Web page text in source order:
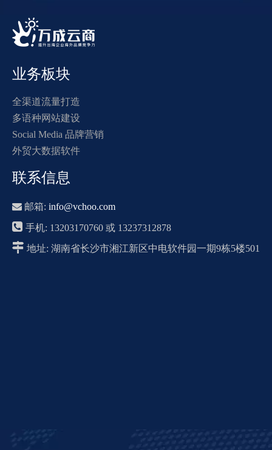
业务板块
全渠道流量打造
多语种网站建设
Social Media 品牌营销
外贸大数据软件
联系信息
 邮箱: info@vchoo.com
 手机: 13203170760 或 13237312878
 地址: 湖南省长沙市湘江新区中电软件园一期9栋5楼501